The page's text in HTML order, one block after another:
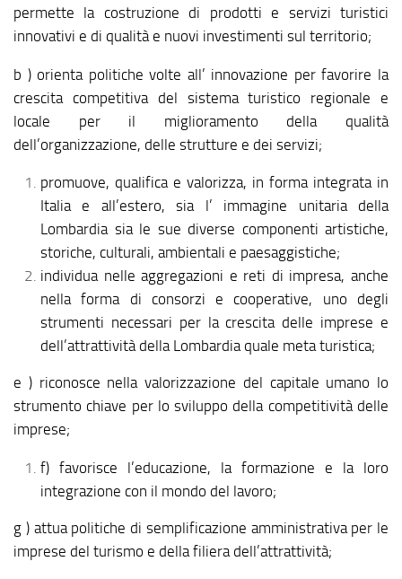
permette la costruzione di prodotti e servizi turistici
innovativi e di qualità e nuovi investimenti sul territorio;
b ) orienta politiche volte all’ innovazione per favorire la
crescita competitiva del sistema turistico regionale e
locale per il miglioramento della qualità
dell’organizzazione, delle strutture e dei servizi;
promuove, qualifica e valorizza, in forma integrata in
Italia e all’estero, sia l’ immagine unitaria della
Lombardia sia le sue diverse componenti artistiche,
storiche, culturali, ambientali e paesaggistiche;
individua nelle aggregazioni e reti di impresa, anche
nella forma di consorzi e cooperative, uno degli
strumenti necessari per la crescita delle imprese e
dell’attrattività della Lombardia quale meta turistica;
e ) riconosce nella valorizzazione del capitale umano lo
strumento chiave per lo sviluppo della competitività delle
imprese;
f) favorisce l’educazione, la formazione e la loro
integrazione con il mondo del lavoro;
g ) attua politiche di semplificazione amministrativa per le
imprese del turismo e della filiera dell’attrattività;